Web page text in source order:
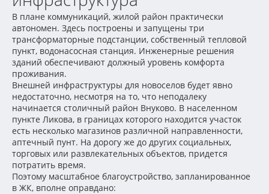
В плане коммуникаций, жилой район практически
автономен. Здесь построены и запущены три
трансформаторные подстанции, собственный тепловой
пункт, водонасосная станция. Инженерные решения
зданий обеспечивают должный уровень комфорта
проживания.
Внешней инфраструктуры для новоселов будет явно
недостаточно, несмотря на то, что неподалеку
начинается столичный район Внуково. В населенном
пункте Ликова, в границах которого находится участок
есть несколько магазинов различной направленности,
аптечный пунт. На дорогу же до других социальных,
торговых или развлекательных объектов, придется
потратить время.
Поэтому масштабное благоустройство, запланированное
в ЖК, вполне оправдано: